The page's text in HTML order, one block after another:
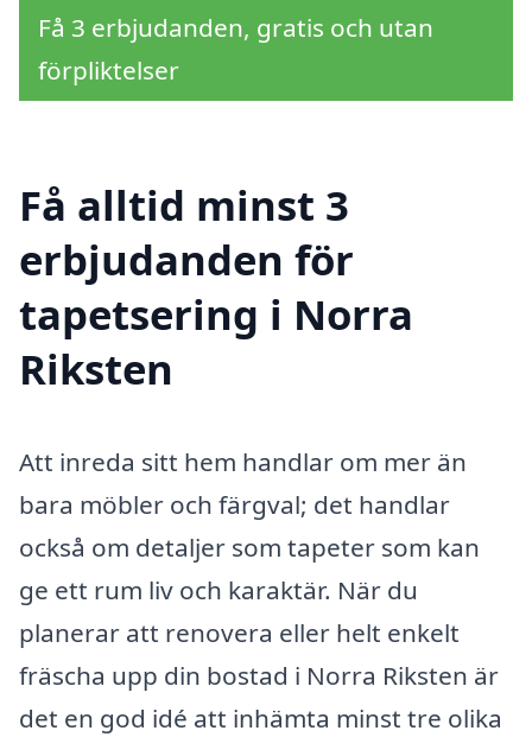
Få 3 erbjudanden, gratis och utan
förpliktelser
Få alltid minst 3
erbjudanden för
tapetsering i Norra
Riksten
Att inreda sitt hem handlar om mer än
bara möbler och färgval; det handlar
också om detaljer som tapeter som kan
ge ett rum liv och karaktär. När du
planerar att renovera eller helt enkelt
fräscha upp din bostad i Norra Riksten är
det en god idé att inhämta minst tre olika